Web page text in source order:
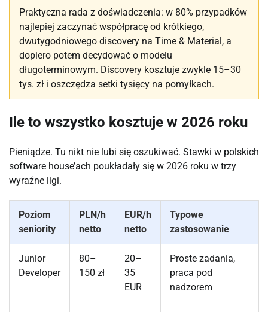
Praktyczna rada z doświadczenia: w 80% przypadków
najlepiej zaczynać współpracę od krótkiego,
dwutygodniowego discovery na Time & Material, a
dopiero potem decydować o modelu
długoterminowym. Discovery kosztuje zwykle 15–30
tys. zł i oszczędza setki tysięcy na pomyłkach.
Ile to wszystko kosztuje w 2026 roku
Pieniądze. Tu nikt nie lubi się oszukiwać. Stawki w polskich
software house’ach poukładały się w 2026 roku w trzy
wyraźne ligi.
Poziom
seniority
PLN/h
netto
EUR/h
netto
Typowe
zastosowanie
Junior
Developer
80–
150 zł
20–
35
EUR
Proste zadania,
praca pod
nadzorem